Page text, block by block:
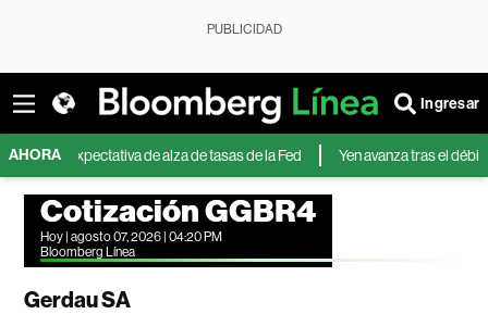
PUBLICIDAD
Ingresar
AHORA de alza de tasas de la Fed Yen avanza tras el débil dato
Cotización GGBR4
Hoy | agosto 07, 2026 | 04:20 PM
Bloomberg Línea
Gerdau SA